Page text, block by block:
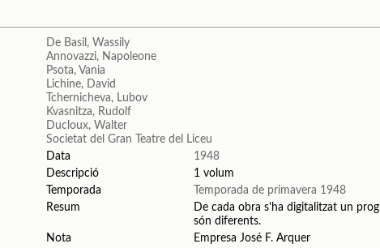
De Basil, Wassily
Annovazzi, Napoleone
Psota, Vania
Lichine, David
Tchernicheva, Lubov
Kvasnitza, Rudolf
Ducloux, Walter
Societat del Gran Teatre del Liceu
Data
1948
Descripció
1 volum
Temporada
Temporada de primavera 1948
Resum
De cada obra s'ha digitalitzat un
són diferents.
Nota
Empresa José F. Arquer